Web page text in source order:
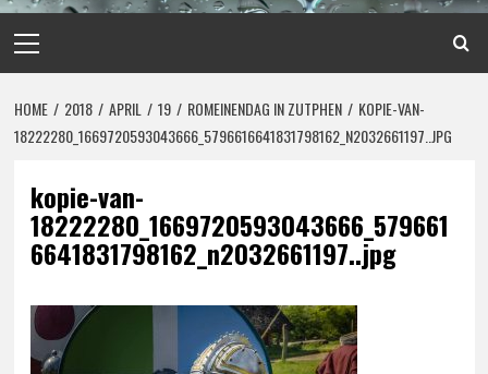
menu
HOME 2018 APRIL 19 ROMEINENDAG IN ZUTPHEN
KOPIE-VAN-
18222280_1669720593043666_5796616641831798162_N2032661197..JPG
kopie-van-
18222280_1669720593043666_579661
6641831798162_n2032661197..jpg